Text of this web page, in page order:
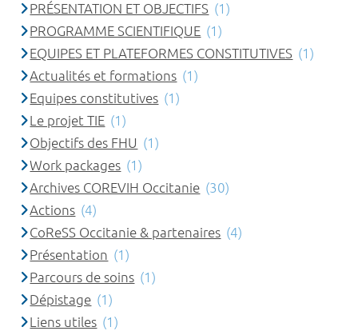
PRÉSENTATION ET OBJECTIFS (1)
PROGRAMME SCIENTIFIQUE (1)
EQUIPES ET PLATEFORMES CONSTITUTIVES (1)
Actualités et formations (1)
Equipes constitutives (1)
Le projet TIE (1)
Objectifs des FHU (1)
Work packages (1)
Archives COREVIH Occitanie (30)
Actions (4)
CoReSS Occitanie & partenaires (4)
Présentation (1)
Parcours de soins (1)
Dépistage (1)
Liens utiles (1)